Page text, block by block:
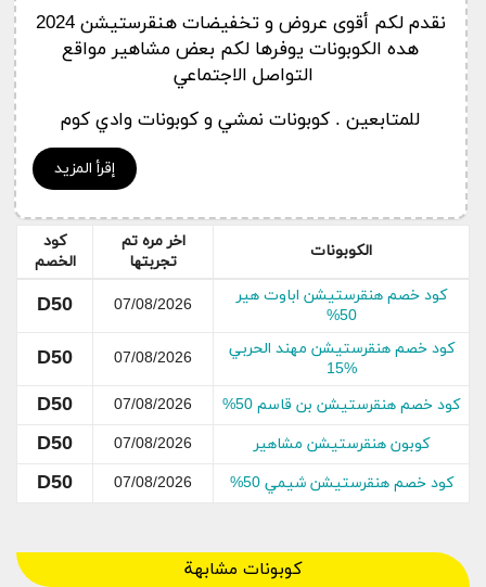
إقرأ المزيد
نقدم لكم أقوى عروض و تخفيضات هنقرستيشن 2024
هده الكوبونات يوفرها لكم بعض مشاهير مواقع
التواصل الاجتماعي
للمتابعين . كوبونات نمشي و كوبونات وادي كوم
بالاضافة الى كوبونات هنقرستيشن
من بين هؤلاء المشاهير هناك كوبون هنقرستيشن رغد
دايز و كوبون هنقرستيشن ملاك الحسيني ومحمد
وابراهيم عبدالرحمن
و مهند الحربي وأفنان
الكوبونات
اخر مره تم
تجربتها
كود
الخصم
كود خصم هنقرستيشن اباوت هير
50%
07/08/2026
D50
كود خصم هنقرستيشن مهند الحربي
%15
07/08/2026
D50
كود خصم هنقرستيشن بن قاسم 50% 07/08/2026
D50
كوبون هنقرستيشن مشاهير 07/08/2026
D50
كود خصم هنقرستيشن شيمي 50% 07/08/2026
D50
كوبونات مشابهة